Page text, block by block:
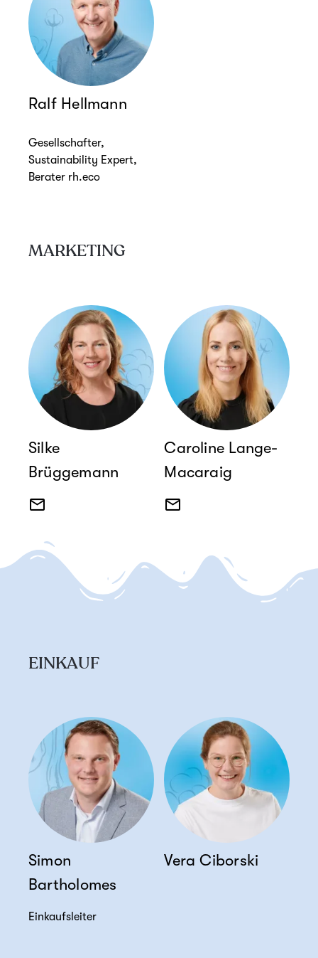
Ralf Hellmann
Gesellschafter,
Sustainability Expert,
Berater rh.eco
MARKETING
Silke
Brüggemann
Caroline Lange-
Macaraig
EINKAUF
Simon
Bartholomes
Einkaufsleiter
Vera Ciborski